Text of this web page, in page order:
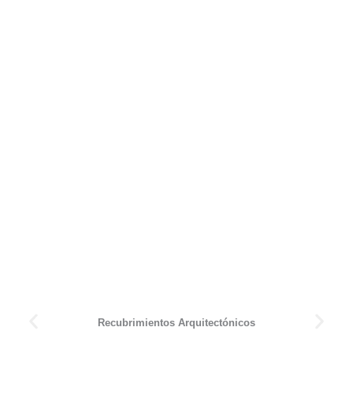
Recubrimientos Arquitectónicos